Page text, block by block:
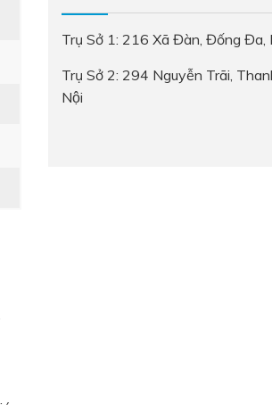
Trụ Sở 1: 216 Xã Đàn, Đống Đa,
Trụ Sở 2: 294 Nguyễn Trãi,
Nội